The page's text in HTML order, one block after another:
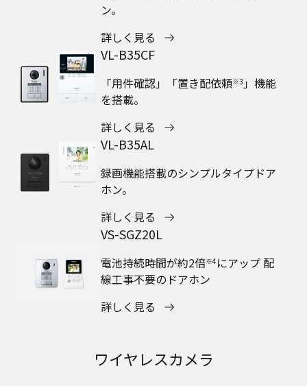
ン。
詳しく見る
VL-B35CF
「用件確認」「置き配依頼※3」機能
を搭載。
詳しく見る
VL-B35AL
録画機能搭載のシンプルタイプドア
ホン。
詳しく見る
VS-SGZ20L
電池持続時間が約2倍※4 にアップ 配
線工事不要のドアホン
詳しく見る
ワイヤレスカメラ